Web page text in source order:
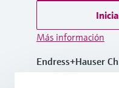
Más información
Endress+Hauser
Chile